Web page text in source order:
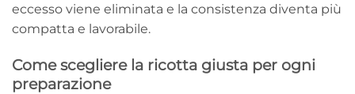
eccesso viene eliminata e la consistenza diventa più
compatta e lavorabile.
Come scegliere la ricotta giusta per ogni
preparazione